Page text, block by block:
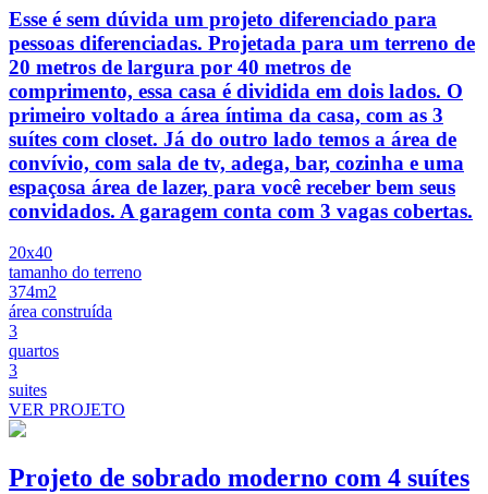
Esse é sem dúvida um projeto diferenciado para
pessoas diferenciadas. Projetada para um terreno de
20 metros de largura por 40 metros de
comprimento, essa casa é dividida em dois lados. O
primeiro voltado a área íntima da casa, com as 3
suítes com closet. Já do outro lado temos a área de
convívio, com sala de tv, adega, bar, cozinha e uma
espaçosa área de lazer, para você receber bem seus
convidados. A garagem conta com 3 vagas cobertas.
20x40
tamanho do terreno
374m2
área construída
3
quartos
3
suites
VER PROJETO
Projeto de sobrado moderno com 4 suítes